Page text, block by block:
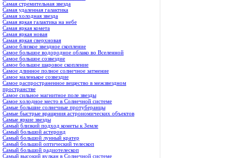
Самая стремительная звезда
Самая удаленная галактика
Самая холодная звезда
Самая яркая галактика на небе
Самая яркая комета
Самая яркая новая
Самая яркая сверхновая
Самое близкое звездное скопление
Самое большое водородное облако во Вселенной
Самое большое созвездие
Самое большое шаровое скопление
Самое длинное полное солнечное затмение
Самое маленькое созвездие
Самое распространенное вещество в межзвездном
пространстве
Самое сильное магнитное поле звезды
Самое холодное место в Солнечной системе
Самые большие солнечные протуберанцы
Самые быстрые вращения астрономических объектов
Самые яркие звезды
Самый близкий подход кометы к Земле
Самый большой астероид
Самый большой лунный кратер
Самый большой оптический телескоп
Самый большой радиотелескоп
Самый высокий вулкан в Солнечной системе